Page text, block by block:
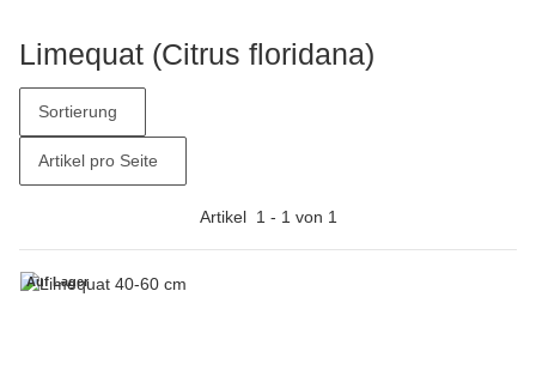
Limequat (Citrus floridana)
Sortierung
Artikel pro Seite
Artikel 1 - 1 von 1
Auf Lager